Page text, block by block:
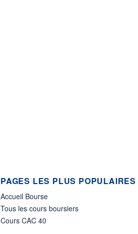
PAGES LES PLUS POPULAIRES
Accueil Bourse
Tous les cours boursiers
Cours CAC 40